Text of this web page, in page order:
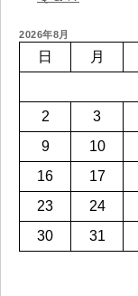
2026年8月
日 月
2
3
9
10
16
17
23
24
30
31